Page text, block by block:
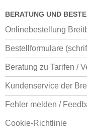
BERATUNG UND
Onlinebestellung
Bestellformulare
Beratung zu Tarifen /
Kundenservice der
Fehler melden /
Cookie-Richtlinie